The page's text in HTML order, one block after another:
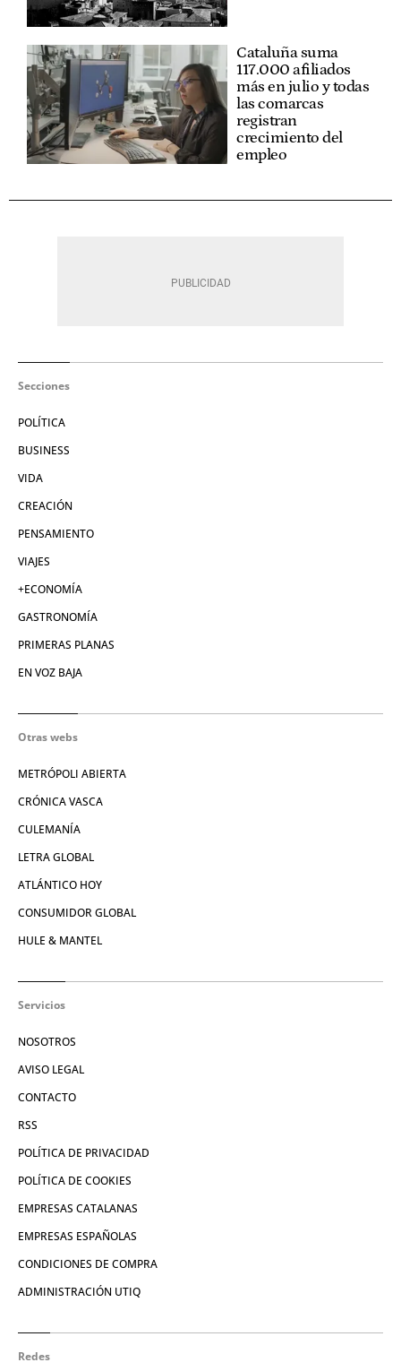
Cataluña suma
117.000 afiliados
más en julio y todas
las comarcas
registran
crecimiento del
empleo
Secciones
POLÍTICA
BUSINESS
VIDA
CREACIÓN
PENSAMIENTO
VIAJES
+ECONOMÍA
GASTRONOMÍA
PRIMERAS PLANAS
EN VOZ BAJA
Otras webs
METRÓPOLI ABIERTA
CRÓNICA VASCA
CULEMANÍA
LETRA GLOBAL
ATLÁNTICO HOY
CONSUMIDOR GLOBAL
HULE & MANTEL
Servicios
NOSOTROS
AVISO LEGAL
CONTACTO
RSS
POLÍTICA DE PRIVACIDAD
POLÍTICA DE COOKIES
EMPRESAS CATALANAS
EMPRESAS ESPAÑOLAS
CONDICIONES DE COMPRA
ADMINISTRACIÓN UTIQ
Redes